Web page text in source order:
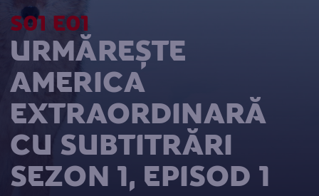
S01 E01
URMĂREȘTE
AMERICA
EXTRAORDINARĂ
CU SUBTITRĂRI
SEZON 1, EPISOD 1